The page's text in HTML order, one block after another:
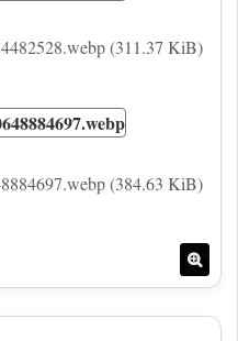
(311.37 KiB)
(384.63 KiB)